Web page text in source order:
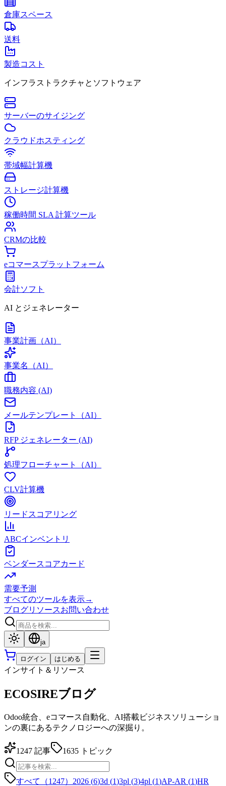
倉庫スペース
送料
製造コスト
インフラストラクチャとソフトウェア
サーバーのサイジング
クラウドホスティング
帯域幅計算機
ストレージ計算機
稼働時間 SLA 計算ツール
CRMの比較
eコマースプラットフォーム
会計ソフト
AI とジェネレーター
事業計画（AI）
事業名（AI）
職務内容 (AI)
メールテンプレート（AI）
RFP ジェネレーター (AI)
処理フローチャート（AI）
CLV計算機
リードスコアリング
ABCインベントリ
ベンダースコアカード
需要予測
すべてのツールを表示→
ブログリソースお問い合わせ
ja
ログイン はじめる
インサイト＆リソース
ECOSIREブログ
Odoo統合、eコマース自動化、AI搭載ビジネスソリューショ
ンの裏にあるテクノロジーへの深掘り。
1247 記事 1635 トピック
すべて（1247） 2026 (6)3d (1)3pl (3)4pl (1)AP-AR (1)HR